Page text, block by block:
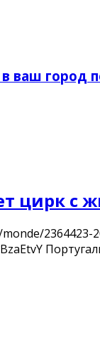
в ваш
цирк с
2364423-